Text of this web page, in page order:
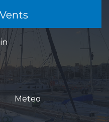
la visibilitat del menú
Meteo